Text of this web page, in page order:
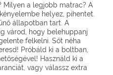
Milyen a legjobb matrac? A
helyez, pihentet.
állapotban tart. A
várod, hogy belehuppanj
felkelni. Sőt néha
Próbáld ki a boltban,
Használd ki a
vagy válassz extra